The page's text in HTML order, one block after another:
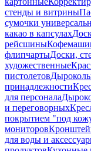
стенды и витрины
сумочки
какао в капсулах
рейсшины
флипчартыДоски,
художественные
пистолетов
принадлежности
для персонала
и переговорных
покрытием "под
мониторов
для воды и